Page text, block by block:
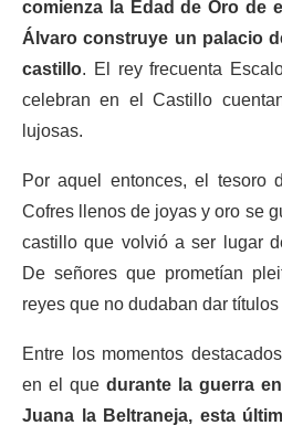
comienza la Edad de Oro de
Álvaro construye un palacio
castillo. El rey frecuenta
celebran en el Castillo
lujosas.
Por aquel entonces, el tesoro
Cofres llenos de joyas y oro se
castillo que volvió a ser lugar
De señores que prometían
reyes que no dudaban dar
Entre los momentos
en el que durante la guerra
Juana la Beltraneja, esta